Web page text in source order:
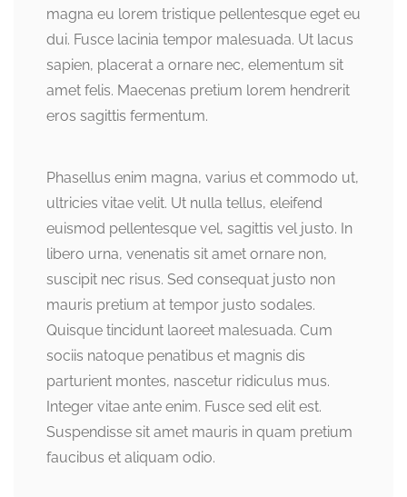
magna eu lorem tristique pellentesque eget eu
dui. Fusce lacinia tempor malesuada. Ut lacus
sapien, placerat a ornare nec, elementum sit
amet felis. Maecenas pretium lorem hendrerit
eros sagittis fermentum.
Phasellus enim magna, varius et commodo ut,
ultricies vitae velit. Ut nulla tellus, eleifend
euismod pellentesque vel, sagittis vel justo. In
libero urna, venenatis sit amet ornare non,
suscipit nec risus. Sed consequat justo non
mauris pretium at tempor justo sodales.
Quisque tincidunt laoreet malesuada. Cum
sociis natoque penatibus et magnis dis
parturient montes, nascetur ridiculus mus.
Integer vitae ante enim. Fusce sed elit est.
Suspendisse sit amet mauris in quam pretium
faucibus et aliquam odio.